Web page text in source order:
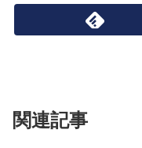
関連記事